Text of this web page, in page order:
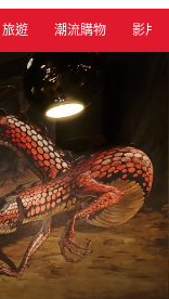
旅遊 潮流購物 影片